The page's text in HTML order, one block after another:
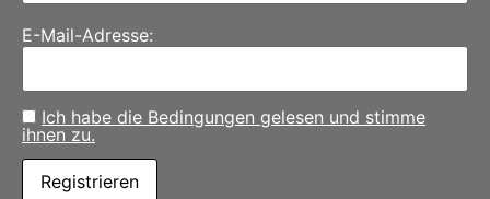
E-Mail-Adresse:
Ich habe die Bedingungen gelesen und stimme
ihnen zu.